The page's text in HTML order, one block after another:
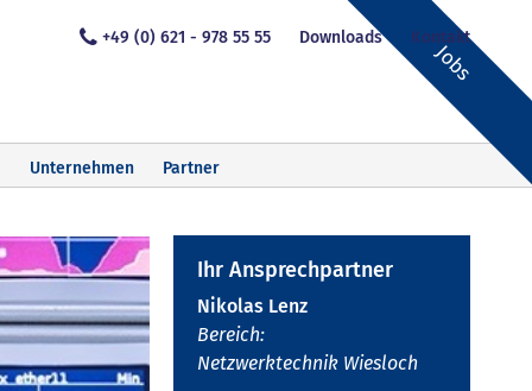
Jobs
+49 (0) 621 - 978 55 55 Downloads Kontakt
Unternehmen Partner
Ihr Ansprechpartner
Nikolas Lenz
Bereich:
Netzwerktechnik Wiesloch